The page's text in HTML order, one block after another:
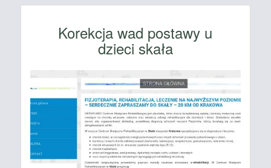
Korekcja wad postawy u
dzieci skała